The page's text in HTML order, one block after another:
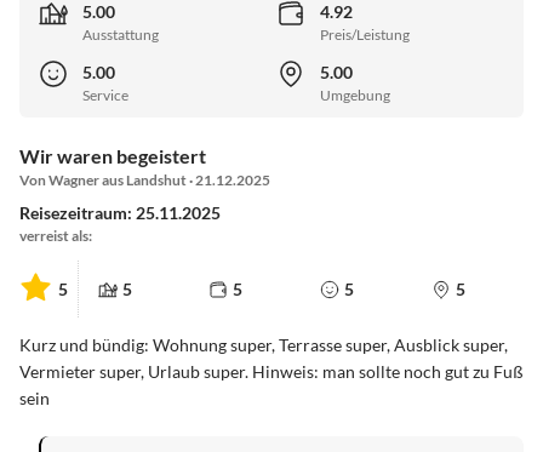
5.00
Ausstattung
4.92
Preis/Leistung
5.00
Service
5.00
Umgebung
Wir waren begeistert
Von Wagner aus Landshut · 21.12.2025
Reisezeitraum: 25.11.2025
verreist als:
5 5 5 5 5
Kurz und bündig: Wohnung super, Terrasse super, Ausblick super,
Vermieter super, Urlaub super. Hinweis: man sollte noch gut zu Fuß
sein